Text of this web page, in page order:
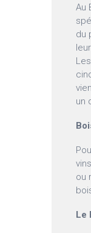
Au
du
un
ou
Le